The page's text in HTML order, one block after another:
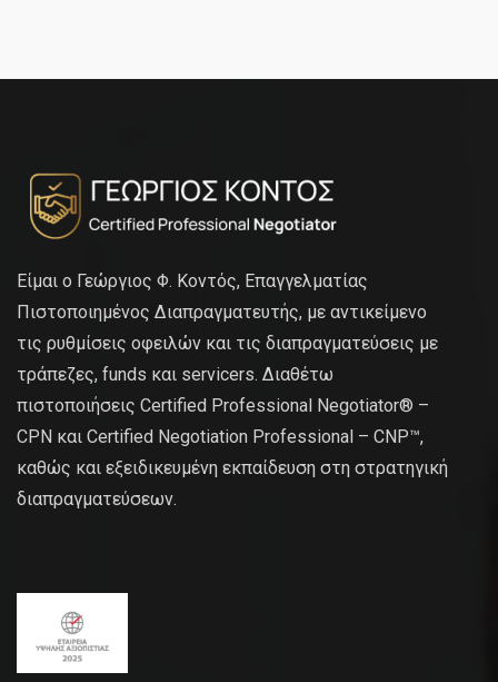
Είμαι ο Γεώργιος Φ. Κοντός, Επαγγελματίας
Πιστοποιημένος Διαπραγματευτής, με αντικείμενο
τις ρυθμίσεις οφειλών και τις διαπραγματεύσεις με
τράπεζες, funds και servicers. Διαθέτω
πιστοποιήσεις Certified Professional Negotiator® –
CPN και Certified Negotiation Professional – CNP™,
καθώς και εξειδικευμένη εκπαίδευση στη στρατηγική
διαπραγματεύσεων.